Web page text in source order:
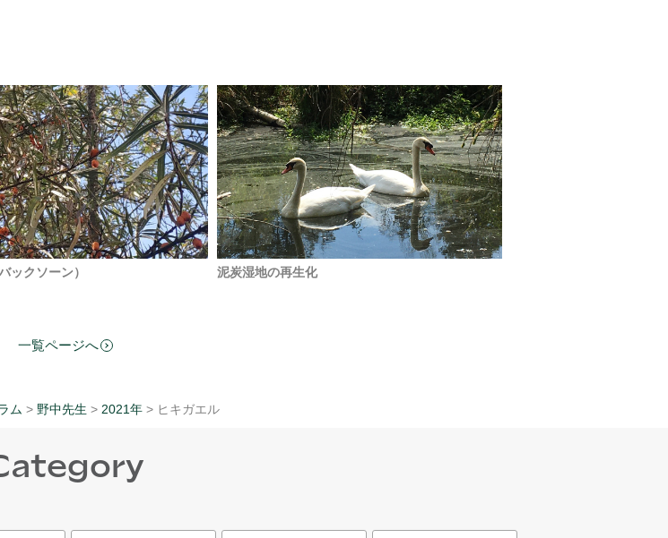
ックソーン） 泥炭湿地の再生化
一覧ページへ
ム >野中先生 >2021年 > ヒキガエル